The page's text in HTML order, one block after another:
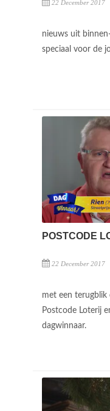
22 December 2017
nieuws uit
speciaal voor de
POSTCODE
22 December 2017
met een terugblik
Postcode Loterij
dagwinnaar.